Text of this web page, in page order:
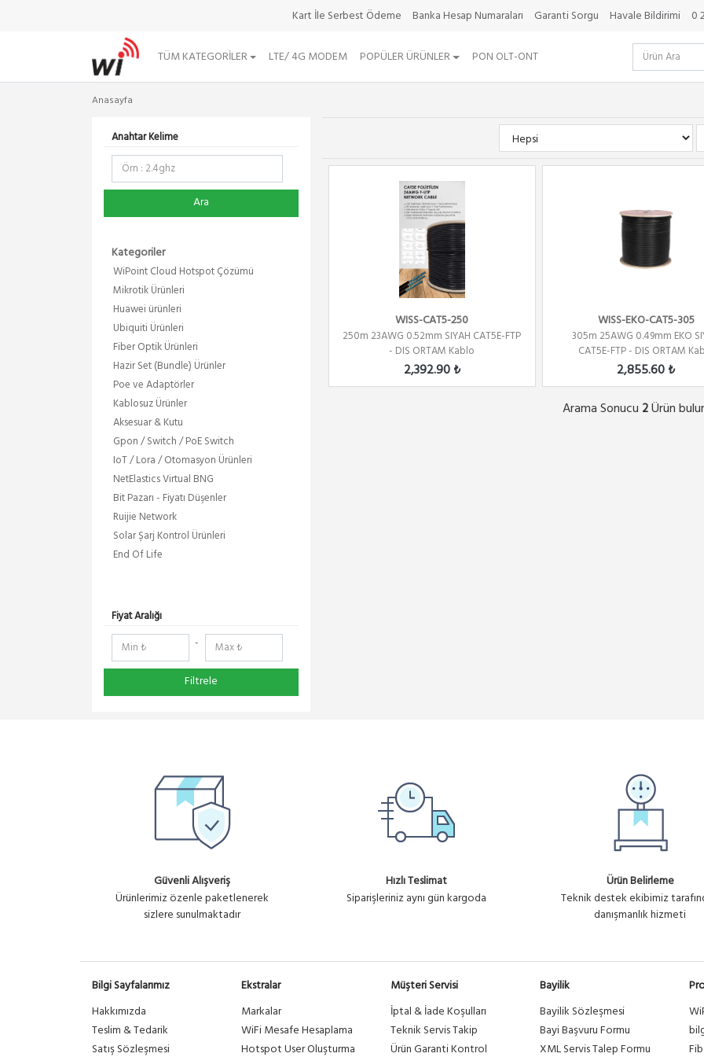
Kart İle Serbest Ödeme Banka Hesap Numaraları Garanti Sorgu Havale Bildirimi 0
TÜM KATEGORILER LTE/ 4G MODEM POPÜLER ÜRÜNLER PON OLT-ONT
Anasayfa
Anahtar Kelime
Ara
Kategoriler
WiPoint Cloud Hotspot Çözümü
Mikrotik Ürünleri
Huawei ürünleri
Ubiquiti Ürünleri
Fiber Optik Ürünleri
Hazir Set (Bundle) Ürünler
Poe ve Adaptörler
Kablosuz Ürünler
Aksesuar & Kutu
Gpon / Switch / PoE Switch
IoT / Lora / Otomasyon Ürünleri
NetElastics Virtual BNG
Bit Pazarı - Fiyatı Düşenler
Ruijie Network
Solar Şarj Kontrol Ürünleri
End Of Life
Fiyat Aralığı
-
Filtrele
WISS-CAT5-250
250m 23AWG 0.52mm SIYAH CAT5E-FTP
- DIŞ ORTAM Kablo
2,392.90 ₺
WISS-EKO-CAT5-305
305m 25AWG 0.49mm EKO
CAT5E-FTP - DIŞ ORTAM
2,855.60 ₺
Arama Sonucu 2Ürün
Güvenli Alışveriş
Ürünlerimiz özenle paketlenerek
sizlere sunulmaktadır
Hızlı Teslimat
Siparişleriniz aynı gün kargoda
Ürün Belirleme
Teknik destek ekibimiz
danışmanlık hizmeti
Bilgi Sayfalarımız
Hakkımızda
Teslim & Tedarik
Satış Sözleşmesi
Ekstralar
Markalar
WiFi Mesafe Hesaplama
Hotspot User Oluşturma
Müşteri Servisi
İptal & İade Koşulları
Teknik Servis Takip
Ürün Garanti Kontrol
Bayilik
Bayilik Sözleşmesi
Bayi Başvuru Formu
XML Servis Talep Formu